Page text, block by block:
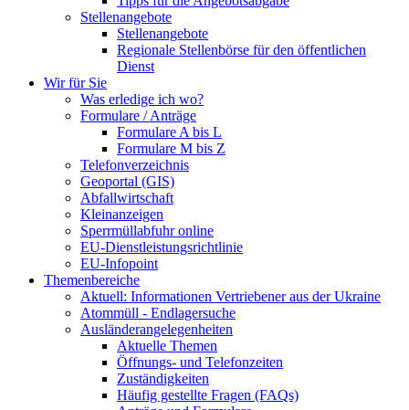
Stellenangebote
Stellenangebote
Regionale Stellenbörse für den öffentlichen
Dienst
Wir für Sie
Was erledige ich wo?
Formulare / Anträge
Formulare A bis L
Formulare M bis Z
Telefonverzeichnis
Geoportal (GIS)
Abfallwirtschaft
Kleinanzeigen
Sperrmüllabfuhr online
EU-Dienstleistungsrichtlinie
EU-Infopoint
Themenbereiche
Aktuell: Informationen Vertriebener aus der Ukraine
Atommüll - Endlagersuche
Ausländerangelegenheiten
Aktuelle Themen
Öffnungs- und Telefonzeiten
Zuständigkeiten
Häufig gestellte Fragen (FAQs)